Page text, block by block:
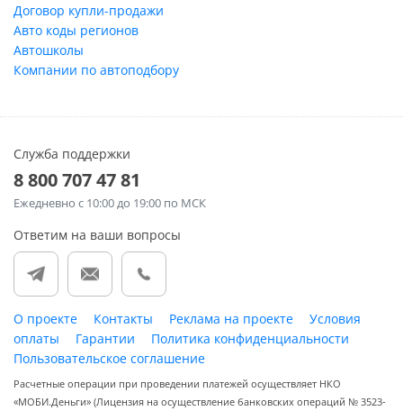
Договор купли-продажи
Авто коды регионов
Автошколы
Компании по автоподбору
Служба поддержки
8 800 707 47 81
Ежедневно с 10:00 до 19:00 по МСК
Ответим на ваши вопросы
О проекте Контакты Реклама на проекте
Условия
оплаты
Гарантии
Политика конфиденциальности
Пользовательское соглашение
Расчетные операции при проведении платежей осуществляет НКО
«МОБИ.Деньги» (Лицензия на осуществление банковских операций № 3523-